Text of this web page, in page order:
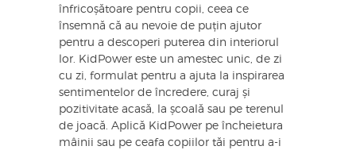
înfricoșătoare pentru copii, ceea ce
însemnă că au nevoie de puțin ajutor
pentru a descoperi puterea din interiorul
lor. KidPower este un amestec unic, de zi
cu zi, formulat pentru a ajuta la inspirarea
sentimentelor de încredere, curaj și
pozitivitate acasă, la școală sau pe terenul
de joacă. Aplică KidPower pe încheietura
mâinii sau pe ceafa copiilor tăi pentru a-i